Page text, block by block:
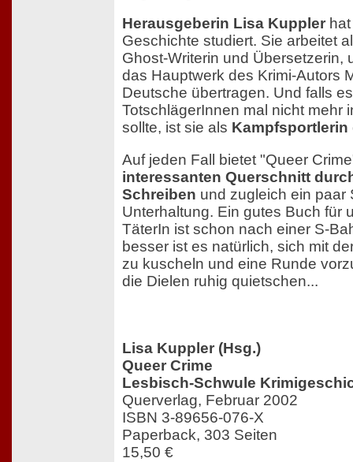
Herausgeberin Lisa Kuppler
Geschichte studiert. Sie arbeitet
Ghost-Writerin und Übersetzerin,
das Hauptwerk des Krimi-Autors
Deutsche übertragen. Und falls
TotschlägerInnen mal nicht mehr
sollte, ist sie als Kampfsportlerin
Auf jeden Fall bietet "Queer
interessanten Querschnitt
Schreiben und zugleich ein paar
Unterhaltung. Ein gutes Buch für
TäterIn ist schon nach einer S-
besser ist es natürlich, sich mit
zu kuscheln und eine Runde
die Dielen ruhig quietschen...
Lisa Kuppler (Hsg.)
Queer Crime
Lesbisch-Schwule
Querverlag, Februar 2002
ISBN 3-89656-076-X
Paperback, 303 Seiten
15,50 €